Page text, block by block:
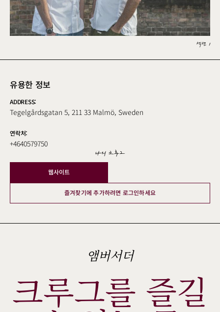
섹션 1
유용한 정보
ADDRESS:
Tegelgårdsgatan 5, 211 33 Malmö, Sweden
연락처:
+4640579750 나의 크루그
웹사이트
즐겨찾기에 추가하려면 로그인하세요
앰버서더
크루그를 즐길